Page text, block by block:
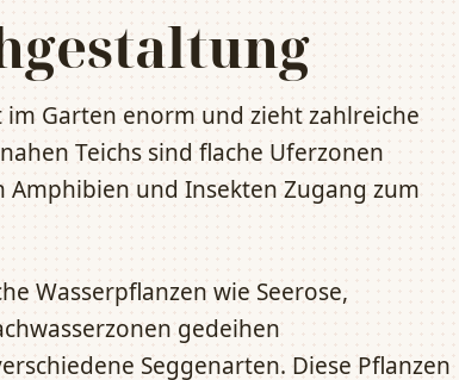
Garten enorm und zieht zahlreiche
Teichs sind flache Uferzonen
und Insekten Zugang zum
Wasserpflanzen wie Seerose,
gedeihen
Seggenarten. Diese Pflanzen